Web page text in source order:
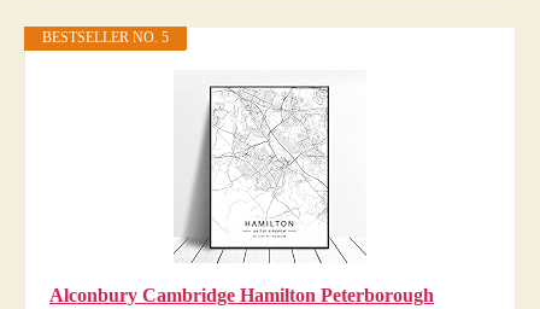
BESTSELLER NO. 5
Alconbury Cambridge Hamilton Peterborough